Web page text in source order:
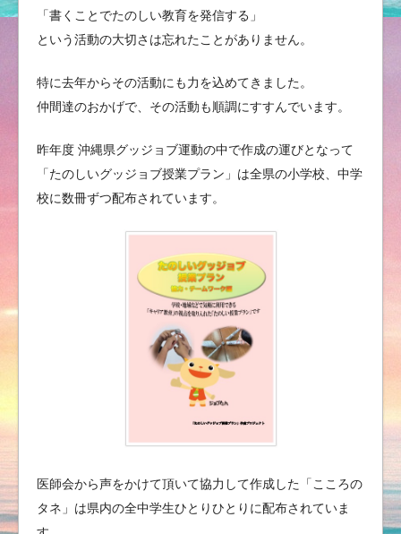
「書くことでたのしい教育を発信する」
という活動の大切さは忘れたことがありません。
特に去年からその活動にも力を込めてきました。
仲間達のおかげで、その活動も順調にすすんでいます。
昨年度 沖縄県グッジョブ運動の中で作成の運びとなって
「たのしいグッジョブ授業プラン」は全県の小学校、中学
校に数冊ずつ配布されています。
医師会から声をかけて頂いて協力して作成した「こころの
タネ」は県内の全中学生ひとりひとりに配布されていま